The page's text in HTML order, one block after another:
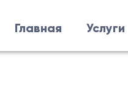
Главная Услуги